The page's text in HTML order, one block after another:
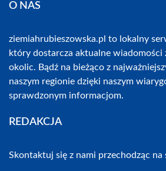
O NAS
ziemiahrubieszowska.pl to lokalny
który dostarcza aktualne wiadomości
okolic. Bądź na bieżąco z
naszym regionie dzięki naszym
sprawdzonym informacjom.
REDAKCJA
Skontaktuj się z nami przechodząc na